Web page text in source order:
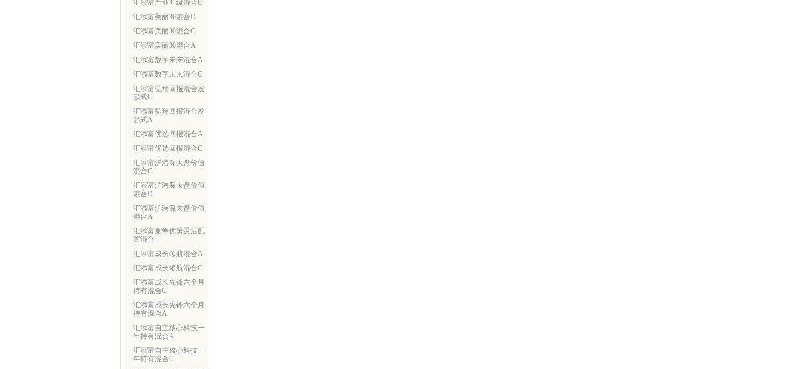
汇添富产业升级混合C
汇添富美丽30混合D
汇添富美丽30混合C
汇添富美丽30混合A
汇添富数字未来混合A
汇添富数字未来混合C
汇添富弘瑞回报混合发
起式C
汇添富弘瑞回报混合发
起式A
汇添富优选回报混合A
汇添富优选回报混合C
汇添富沪港深大盘价值
混合C
汇添富沪港深大盘价值
混合D
汇添富沪港深大盘价值
混合A
汇添富竞争优势灵活配
置混合
汇添富成长领航混合A
汇添富成长领航混合C
汇添富成长先锋六个月
持有混合C
汇添富成长先锋六个月
持有混合A
汇添富自主核心科技一
年持有混合A
汇添富自主核心科技一
年持有混合C